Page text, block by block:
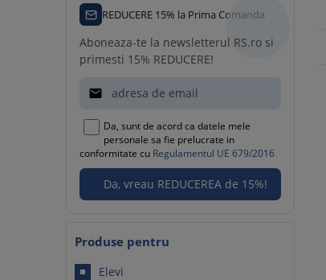
REDUCERE 15% la Prima Comanda
Aboneaza-te la newsletterul RS.ro si
primesti 15% REDUCERE!

Da, sunt de acord ca datele mele
personale sa fie prelucrate in
conformitate cu Regulamentul UE 679/2016
Produse pentru
Elevi